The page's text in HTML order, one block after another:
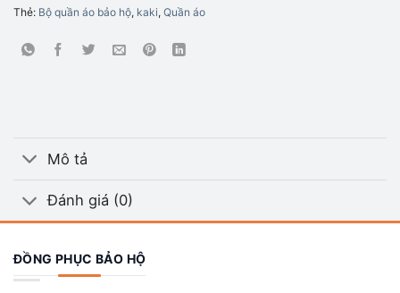
Thẻ: Bộ quần áo bảo hộ, kaki, Quần áo
Mô tả
Đánh giá (0)
ĐỒNG PHỤC BẢO HỘ